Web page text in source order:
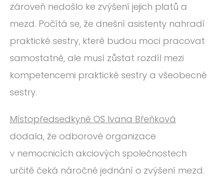
zároveň nedošlo ke zvýšení jejich platů a
mezd. Počítá se, že dnešní asistenty nahradí
praktické sestry, které budou moci pracovat
samostatně, ale musí zůstat rozdíl mezi
kompetencemi praktické sestry a všeobecné
sestry.
Místopředsedkyně OS Ivana Břeňková
dodala, že odborové organizace
v nemocnicích akciových společnostech
určitě čeká náročné jednání o zvýšení mezd.